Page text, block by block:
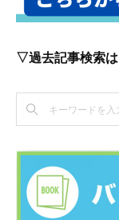
▽過去記事検索